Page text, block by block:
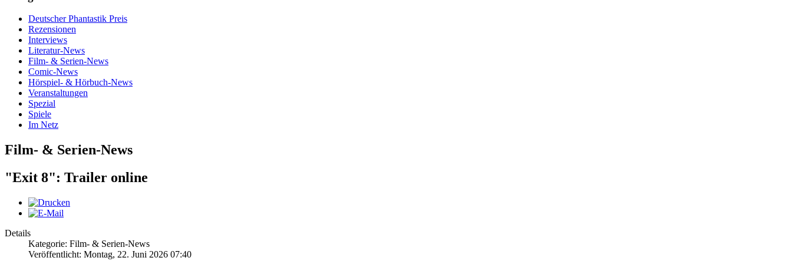
Deutscher Phantastik Preis
Rezensionen
Interviews
Literatur-News
Film- & Serien-News
Comic-News
Hörspiel- & Hörbuch-News
Veranstaltungen
Spezial
Spiele
Im Netz
Film- & Serien-News
"Exit 8": Trailer online
Details
Kategorie: Film- & Serien-News
Veröffentlicht: Montag, 22. Juni 2026 07:40